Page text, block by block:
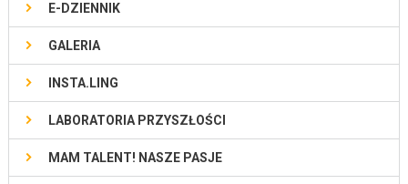
E-DZIENNIK
GALERIA
INSTA.LING
LABORATORIA PRZYSZŁOŚCI
MAM TALENT! NASZE PASJE